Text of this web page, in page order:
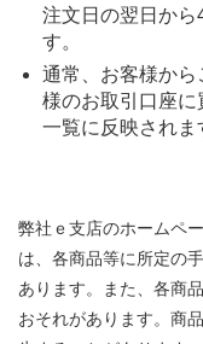
注文日の翌日から
す。
通常、お客様か
様のお取引口座
一覧に反映されま
弊社ｅ支店のホームペ
は、各商品等に所定の
あります。また、各商
おそれがあります。商